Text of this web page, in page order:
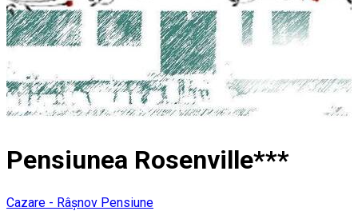
Pensiunea Rosenville***
Cazare - Râșnov Pensiune